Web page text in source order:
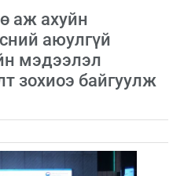
аж ахуйн
аюулгүй
мэдээлэл
зохиоэ байгуулж